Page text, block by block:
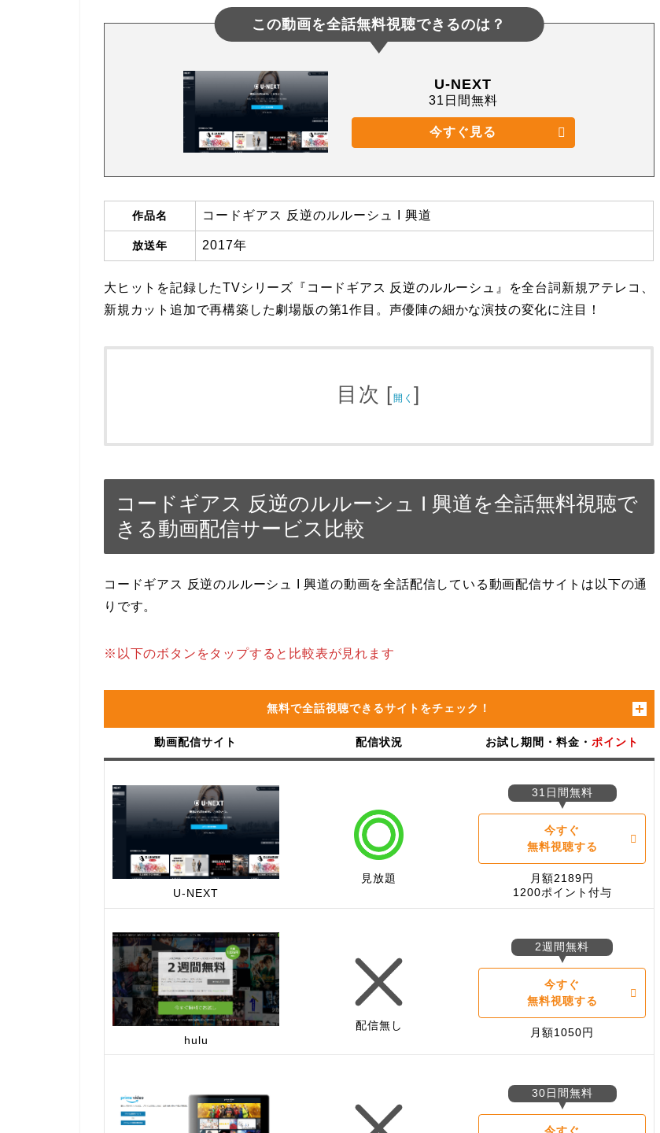
この動画を全話無料視聴できるのは？
U-NEXT
31日間無料
今すぐ見る
作品名 コードギアス 反逆のルルーシュ I 興道
放送年 2017年
大ヒットを記録したTVシリーズ『コードギアス 反逆のルルーシュ』を全台詞新規アテレコ、
新規カット追加で再構築した劇場版の第1作目。声優陣の細かな演技の変化に注目！
目次 [ 開く ]
コードギアス 反逆のルルーシュ I 興道を全話無料視聴で
きる動画配信サービス比較
コードギアス 反逆のルルーシュ I 興道の動画を全話配信している動画配信サイトは以下の通
りです。
※以下のボタンをタップすると比較表が見れます
無料で全話視聴できるサイトをチェック！
動画配信サイト 配信状況 お試し期間・料金・ ポイント
U-NEXT
見放題
31日間無料
今すぐ
無料視聴する
月額2189円
1200ポイント付与
hulu
配信無し
2週間無料
今すぐ
無料視聴する
月額1050円
30日間無料